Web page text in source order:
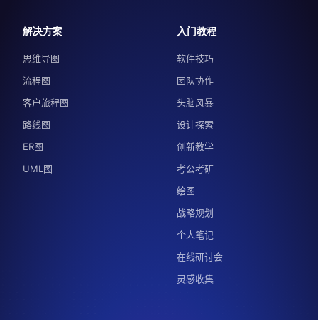
解决方案
思维导图
流程图
客户旅程图
路线图
ER图
UML图
入门教程
软件技巧
团队协作
头脑风暴
设计探索
创新教学
考公考研
绘图
战略规划
个人笔记
在线研讨会
灵感收集